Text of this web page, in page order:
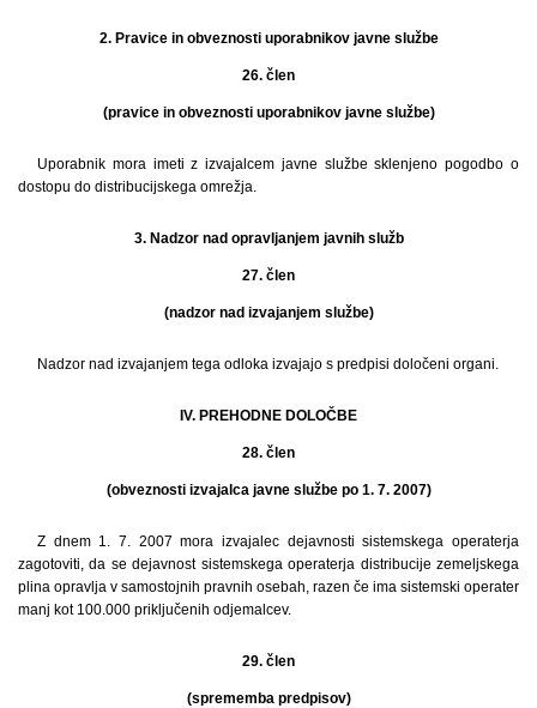
2. Pravice in obveznosti uporabnikov javne službe
26. člen
(pravice in obveznosti uporabnikov javne službe)
Uporabnik mora imeti z izvajalcem javne službe sklenjeno pogodbo o
dostopu do distribucijskega omrežja.
3. Nadzor nad opravljanjem javnih služb
27. člen
(nadzor nad izvajanjem službe)
Nadzor nad izvajanjem tega odloka izvajajo s predpisi določeni organi.
IV. PREHODNE DOLOČBE
28. člen
(obveznosti izvajalca javne službe po 1. 7. 2007)
Z dnem 1. 7. 2007 mora izvajalec dejavnosti sistemskega operaterja
zagotoviti, da se dejavnost sistemskega operaterja distribucije zemeljskega
plina opravlja v samostojnih pravnih osebah, razen če ima sistemski operater
manj kot 100.000 priključenih odjemalcev.
29. člen
(sprememba predpisov)